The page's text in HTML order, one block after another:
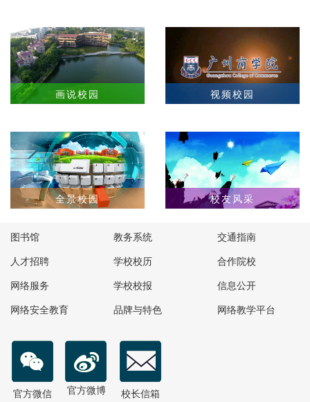
画说校园 视频校园
全景校园 校友风采
图书馆 教务系统
交通指南
人才招聘
学校校历
合作院校
网络服务
学校校报
信息公开
网络安全教育
品牌与特色 网络教学平台
官方微信 官方微博 校长信箱